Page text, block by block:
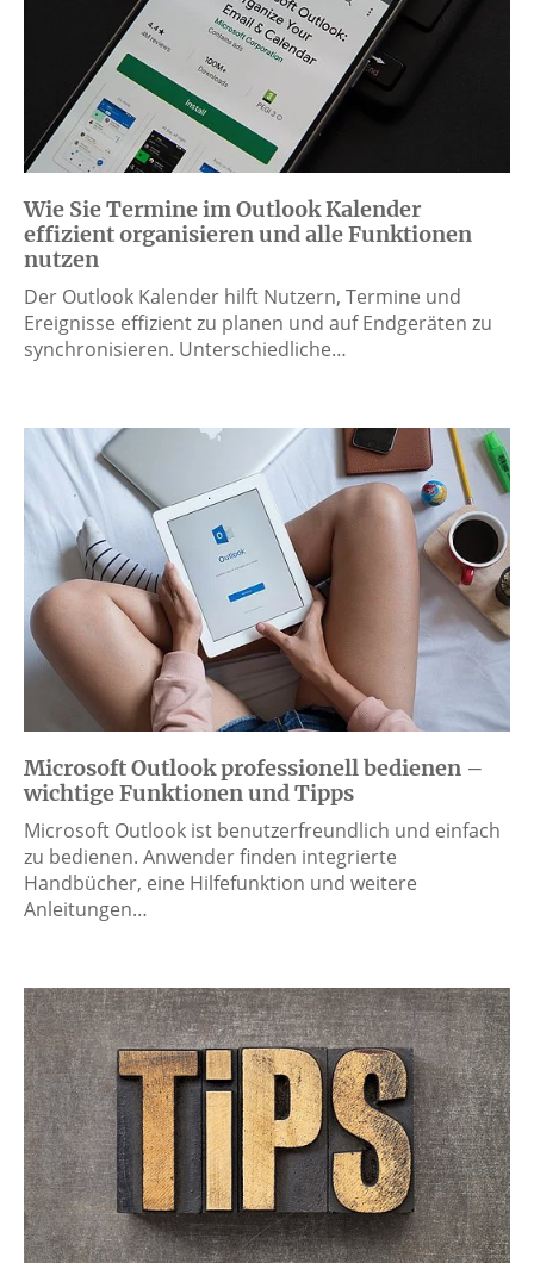
Wie Sie Termine im Outlook Kalender
effizient organisieren und alle Funktionen
nutzen
Der Outlook Kalender hilft Nutzern, Termine und
Ereignisse effizient zu planen und auf Endgeräten zu
synchronisieren. Unterschiedliche…
Microsoft Outlook professionell bedienen –
wichtige Funktionen und Tipps
Microsoft Outlook ist benutzerfreundlich und einfach
zu bedienen. Anwender finden integrierte
Handbücher, eine Hilfefunktion und weitere
Anleitungen…